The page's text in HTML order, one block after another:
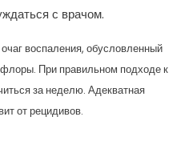
с врачом.
воспаления, обусловленный
При правильном подходе к
за неделю. Адекватная
от рецидивов.